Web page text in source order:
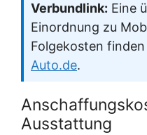
Verbundlink: Eine
Einordnung zu
Folgekosten finden
Auto.de.
Ausstattung